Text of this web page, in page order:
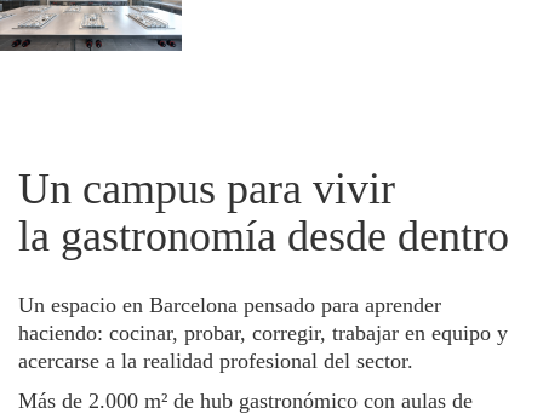
Un campus para vivir
la gastronomía desde dentro
Un espacio en Barcelona pensado para aprender
haciendo: cocinar, probar, corregir, trabajar en equipo y
acercarse a la realidad profesional del sector.
Más de 2.000 m² de hub gastronómico con aulas de